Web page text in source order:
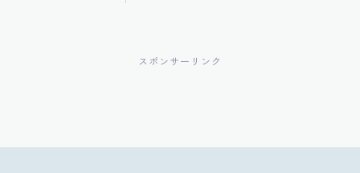
スポンサーリンク